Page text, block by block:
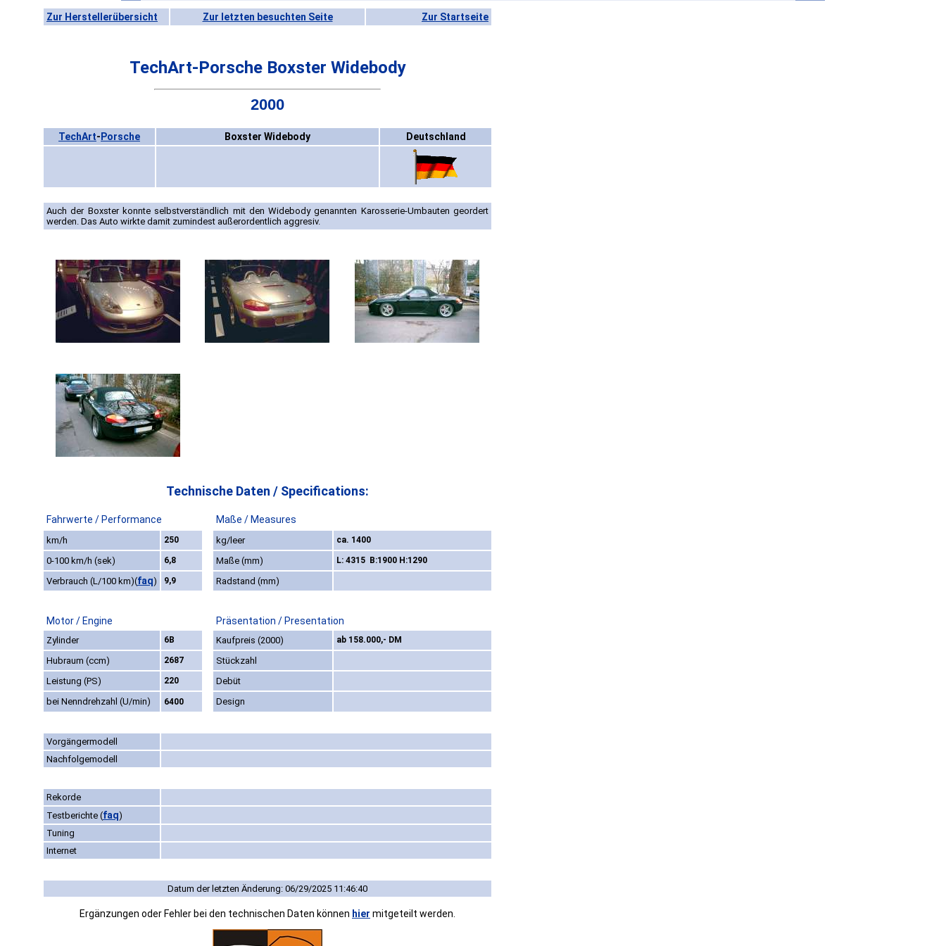
Zur Herstellerübersicht Zur letzten besuchten Seite Zur Startseite
TechArt-Porsche Boxster Widebody
2000
TechArt- Porsche Boxster Widebody Deutschland
Auch der Boxster konnte selbstverständlich mit den Widebody genannten Karosserie-Umbauten geordert
werden. Das Auto wirkte damit zumindest außerordentlich aggresiv.
Technische Daten / Specifications:
Fahrwerte / Performance Maße / Measures
km/h 250 kg/leer ca. 1400
0-100 km/h (sek) 6,8 Maße (mm) L: 4315 B:1900 H:1290
Verbrauch (L/100 km)(faq) 9,9 Radstand (mm)
Motor / Engine Präsentation / Presentation
Zylinder 6B Kaufpreis (2000) ab 158.000,- DM
Hubraum (ccm) 2687
Stückzahl
Leistung (PS)
220
Debüt
bei Nenndrehzahl (U/min)
6400 Design
Vorgängermodell
Nachfolgemodell
Rekorde
Testberichte (faq)
Tuning
Internet
Datum der letzten Änderung: 06/29/2025 11:46:40
Ergänzungen oder Fehler bei den technischen Daten können hier mitgeteilt werden.